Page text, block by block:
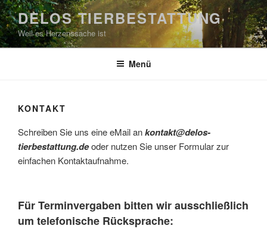
Zum
Inhalt
springen
DELOS TIERBESTATTUNG
Weil es Herzenssache ist
Menü
KONTAKT
Schreiben Sie uns eine eMail ankontakt@delos-
tierbestattung.deoder nutzen Sie unser Formular zur
einfachen Kontaktaufnahme.
Für Terminvergaben bitten wir ausschließlich
um telefonische Rücksprache: